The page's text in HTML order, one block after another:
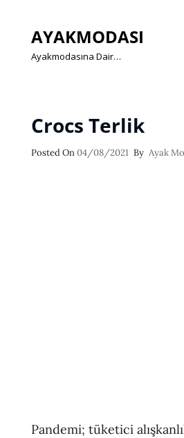
AYAKMODASI
Ayakmodasına Dair…
Crocs Terlik
Posted OnPosted
04/08/2021 By Ayak
Pandemi; tüketici